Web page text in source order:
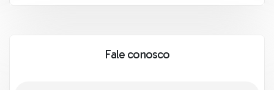
Fale conosco